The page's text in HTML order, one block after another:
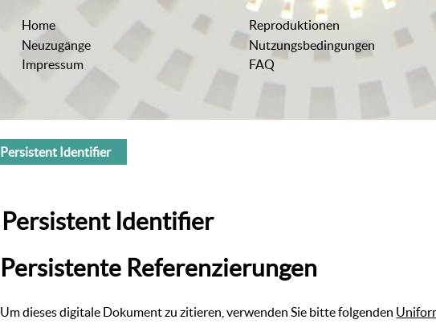
Home
Neuzugänge
Impressum
Reproduktionen
Nutzungsbedingungen
FAQ
Persistent Identifier
Persistent Identifier
Persistente Referenzierungen
Um dieses digitale Dokument zu zitieren, verwenden Sie bitte folgenden